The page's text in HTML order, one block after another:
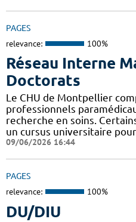
PAGES
relevance: 100%
Réseau Interne
Doctorats
Le CHU de Montpellier
professionnels
recherche en soins.
un cursus universitaire
09/06/2026 16:44
PAGES
relevance: 100%
DU/DIU